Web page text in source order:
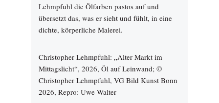
Lehmpfuhl die Ölfarben pastos auf und
übersetzt das, was er sieht und fühlt, in eine
dichte, körperliche Malerei.
Christopher Lehmpfuhl: „Alter Markt im
Mittagslicht“, 2026, Öl auf Leinwand; ©
Christopher Lehmpfuhl, VG Bild Kunst Bonn
2026, Repro: Uwe Walter